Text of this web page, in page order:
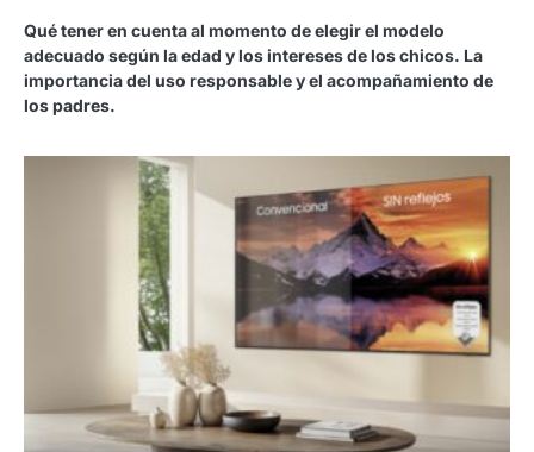
Qué tener en cuenta al momento de elegir el modelo
adecuado según la edad y los intereses de los chicos. La
importancia del uso responsable y el acompañamiento de
los padres.